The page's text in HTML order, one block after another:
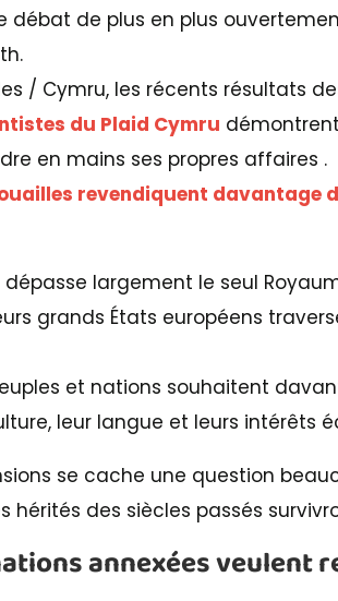
débat de plus en plus
/ Cymru, les récents résultats
du Plaid Cymru
en mains ses propres affaires .
revendiquent davantage
largement le seul
grands États européens
et nations souhaitent
leur langue et leurs intérêts
se cache une question
hérités des siècles passés
annexées veulent